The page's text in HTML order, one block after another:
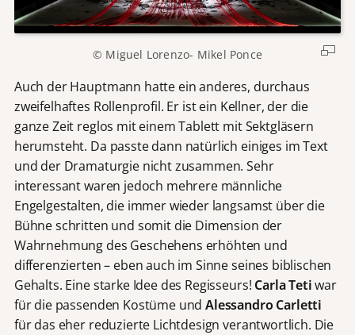
© Miguel Lorenzo- Mikel Ponce
Auch der Hauptmann hatte ein anderes, durchaus
zweifelhaftes Rollenprofil. Er ist ein Kellner, der die
ganze Zeit reglos mit einem Tablett mit Sektgläsern
herumsteht. Da passte dann natürlich einiges im Text
und der Dramaturgie nicht zusammen. Sehr
interessant waren jedoch mehrere männliche
Engelgestalten, die immer wieder langsamst über die
Bühne schritten und somit die Dimension der
Wahrnehmung des Geschehens erhöhten und
differenzierten – eben auch im Sinne seines biblischen
Gehalts. Eine starke Idee des Regisseurs! Carla Tetiwar
für die passenden Kostüme undAlessandro Carletti
für das eher reduzierte Lichtdesign verantwortlich. Die